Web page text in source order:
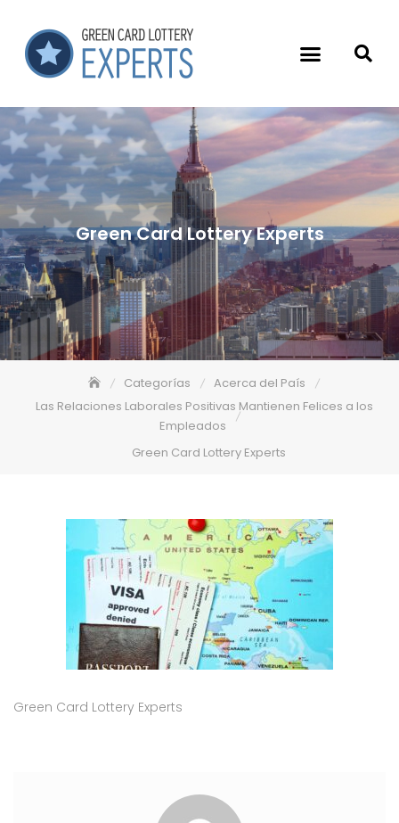
Green Card Lottery Experts
Categorías
Acerca del País
Las Relaciones Laborales Positivas Mantienen Felices a los
Empleados
Green Card Lottery Experts
Green Card Lottery Experts